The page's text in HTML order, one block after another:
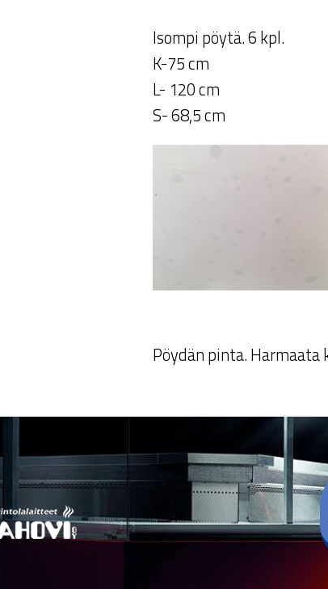
Isompi pöytä. 6 kpl.
K-75 cm
L- 120 cm
S- 68,5 cm
Pöydän pinta. Harmaata